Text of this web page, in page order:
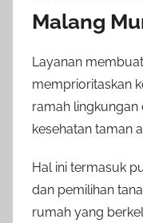
Malang
Layanan
memprioritaskan
ramah
kesehatan taman
Hal ini termasuk
dan pemilihan
rumah yang